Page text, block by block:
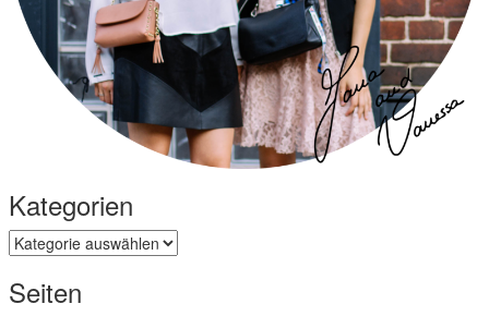
Kategorien
Kategorien
Seiten